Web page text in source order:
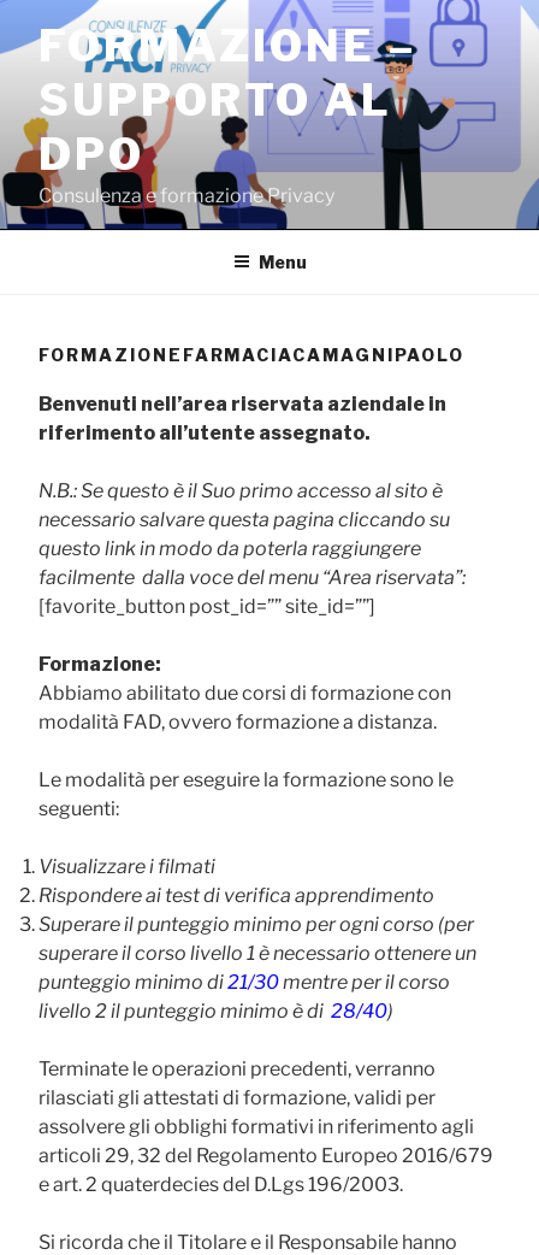
contenuto
FORMAZIONE –
SUPPORTO AL
DPO
Consulenza e formazione Privacy
Menu
FORMAZIONEFARMACIACAMAGNIPAOLO
Benvenuti nell’area riservata aziendale in
riferimento all’utente assegnato.
N.B.: Se questo è il Suo primo accesso al sito è
necessario salvare questa pagina cliccando su
questo link in modo da poterla raggiungere
facilmente dalla voce del menu “Area riservata”:
[favorite_button post_id=”” site_id=””]
Formazione:
Abbiamo abilitato due corsi di formazione con
modalità FAD, ovvero formazione a distanza.
Le modalità per eseguire la formazione sono le
seguenti:
Visualizzare i filmati
Rispondere ai test di verifica apprendimento
Superare il punteggio minimo per ogni corso (per
superare il corso livello 1 è necessario ottenere un
punteggio minimo di21/30mentre per il corso
livello 2 il punteggio minimo è di 28/40)
Terminate le operazioni precedenti, verranno
rilasciati gli attestati di formazione, validi per
assolvere gli obblighi formativi in riferimento agli
articoli 29, 32 del Regolamento Europeo 2016/679
e art. 2 quaterdecies del D.Lgs 196/2003.
Si ricorda che il Titolare e il Responsabile hanno